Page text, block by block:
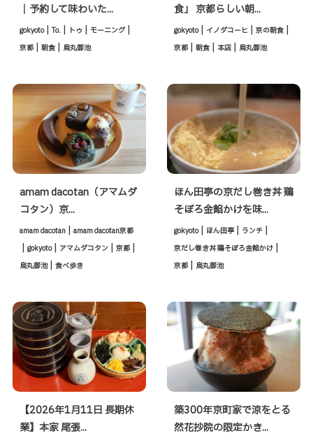
｜予約して味わいた...
gokyoto | To. | トゥ | モーニング |
京都 | 朝食 | 烏丸御池
食」 京都らしい朝...
gokyoto | イノダコーヒ | 京の朝食 |
京都 | 朝食 | 本店 | 烏丸御池
amam dacotan（アマムダ
コタン）京...
amam dacotan | amam dacotan京都
| gokyoto | アマムダコタン | 京都 |
烏丸御池 | 食べ歩き
ほん田亭の京だし巻き丼 鶏
そぼろ金餡かけを味...
gokyoto | ほん田亭 | ランチ |
京だし巻き丼 鶏そぼろ金餡かけ |
京都 | 烏丸御池
【2026年1月11日 長期休
業】本家 尾張...
築300年京町家で涼をとる
然花抄院の限定かき...